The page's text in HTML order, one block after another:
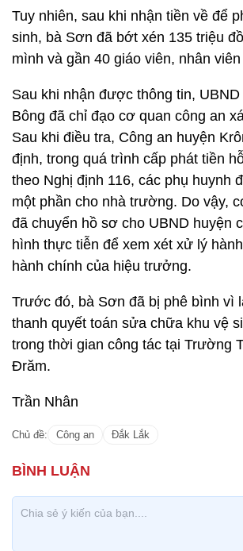
Tuy nhiên, sau khi nhận tiền về để
sinh, bà Sơn đã bớt xén 135 triệu
mình và gần 40 giáo viên, nhân
Sau khi nhận được thông tin,
Bông đã chỉ đạo cơ quan công an
Sau khi điều tra, Công an huyện
định, trong quá trình cấp phát tiền
theo Nghị định 116, các phụ huynh
một phần cho nhà trường. Do vậy,
đã chuyển hồ sơ cho UBND huyện
hình thực tiễn để xem xét xử lý
hành chính của hiệu trưởng.
Trước đó, bà Sơn đã bị phê bình vì
thanh quyết toán sửa chữa khu vệ
trong thời gian công tác tại Trường
Đrăm.
Trần Nhân
Chủ đề: Công an Đắk Lắk